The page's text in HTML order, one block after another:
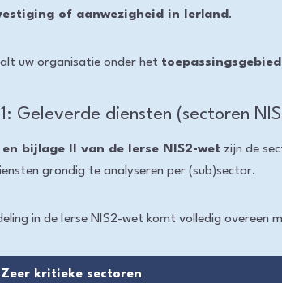
of aanwezigheid in Ierland .
uw organisatie onder het
Geleverde diensten (sectoren
bijlage II van de Ierse NIS2-wet zijn de
grondig te analyseren per (sub)sector.
in de Ierse NIS2-wet komt volledig overeen
kritieke sectoren